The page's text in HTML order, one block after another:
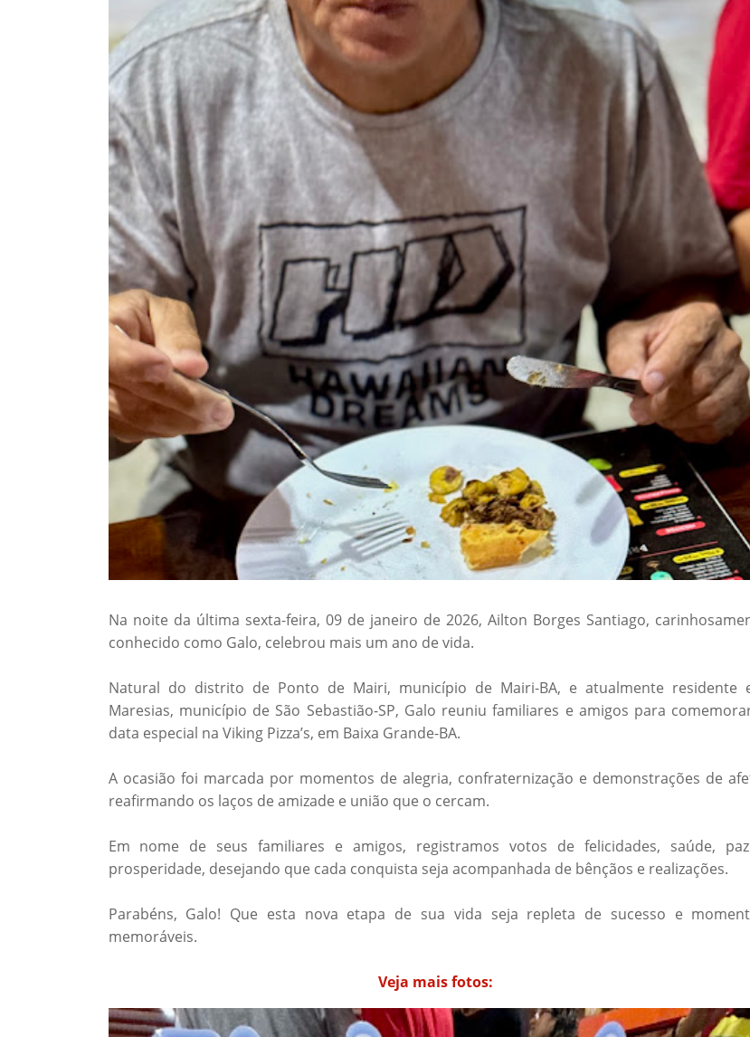
Na noite da última sexta-feira, 09 de janeiro de 2026, Ailton Borges Santiago,
conhecido como Galo, celebrou mais um ano de vida.
Natural do distrito de Ponto de Mairi, município de Mairi-BA, e atualmente residente
Maresias, município de São Sebastião-SP, Galo reuniu familiares e amigos para
data especial na Viking Pizza’s, em Baixa Grande-BA.
A ocasião foi marcada por momentos de alegria, confraternização e demonstrações de
reafirmando os laços de amizade e união que o cercam.
Em nome de seus familiares e amigos, registramos votos de felicidades, saúde,
prosperidade, desejando que cada conquista seja acompanhada de bênçãos e realizações.
Parabéns, Galo! Que esta nova etapa de sua vida seja repleta de sucesso e
memoráveis.
Veja mais fotos: